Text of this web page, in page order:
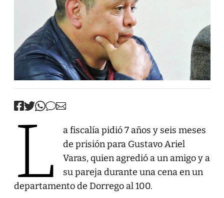
L
a fiscalía pidió 7 años y seis meses
de prisión para Gustavo Ariel
Varas, quien agredió a un amigo y a
su pareja durante una cena en un
departamento de Dorrego al 100.